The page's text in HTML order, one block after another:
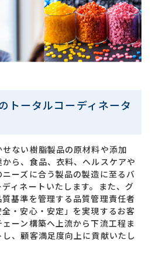
トータルコーディネータ
ない樹脂製品の原材料や添加
ら、食品、衣料、ヘルスケアや
ーズに合う製品の製造に至るバ
ィネートいたします。また、グ
基準を管理する品質管理責任者
・安心・安定」を実現するお客
ーン構築へ上流から下流工程ま
、顧客満足度向上に貢献いたし